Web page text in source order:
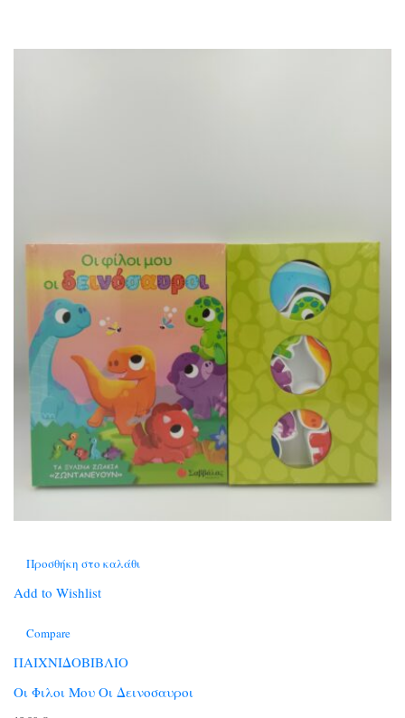
Προσθήκη στο καλάθι
Add to Wishlist
Compare
ΠΑΙΧΝΙΔΟΒΙΒΛΙΟ
Οι Φιλοι Μου Οι Δεινοσαυροι